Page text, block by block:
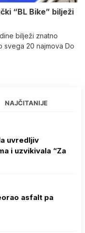
“BL Bike” bilježi
bilježi znatno
svega 20 najmova Do
NAJČITANIJE
uvredljiv
i uzvikivala “Za
asfalt pa